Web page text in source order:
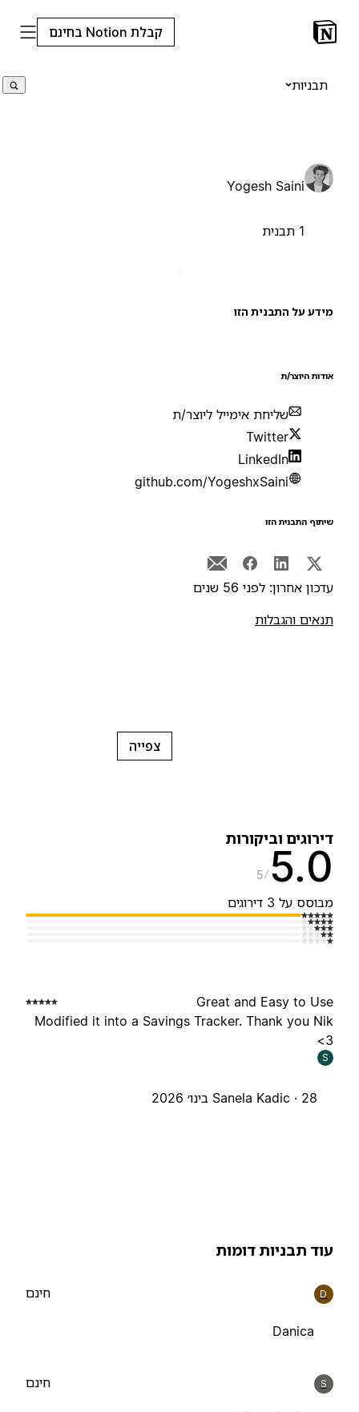
קבלת Notion בחינם
תבניות
Yogesh Saini
על התבנית הזו
היוצר/ת
שליחת אימייל ליוצר/ת
Twitter
LinkedIn
github.com/YogeshxSaini
התבנית הזו
אחרון: לפני 56 שנים
והגבלות
צפייה
וביקורות
5
על 3 דירוגים
Great and Easy to
Modified it into a Savings Tracker. Thank you
Sanela Kadic ·
תבניות דומות
Danica